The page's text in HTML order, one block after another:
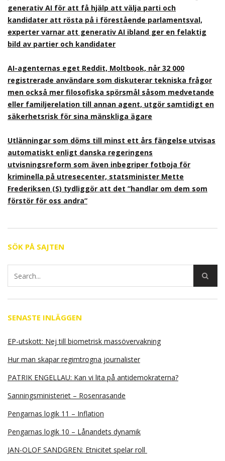
generativ AI för att få hjälp att välja parti och
kandidater att rösta på i förestående parlamentsval,
experter varnar att generativ AI ibland ger en felaktig
bild av partier och kandidater
AI-agenternas eget Reddit, Moltbook, når 32 000
registrerade användare som diskuterar tekniska frågor
men också mer filosofiska spörsmål såsom medvetande
eller familjerelation till annan agent, utgör samtidigt en
säkerhetsrisk för sina mänskliga ägare
Utlänningar som döms till minst ett års fängelse utvisas
automatiskt enligt danska regeringens
utvisningsreform som även inbegriper fotboja för
kriminella på utresecenter, statsminister Mette
Frederiksen (S) tydliggör att det ”handlar om dem som
förstör för oss andra”
SÖK PÅ SAJTEN
SENASTE INLÄGGEN
EP-utskott: Nej till biometrisk massövervakning
Hur man skapar regimtrogna journalister
PATRIK ENGELLAU: Kan vi lita på antidemokraterna?
Sanningsministeriet – Rosenrasande
Pengarnas logik 11 – Inflation
Pengarnas logik 10 – Lånandets dynamik
JAN-OLOF SANDGREN: Etnicitet spelar roll